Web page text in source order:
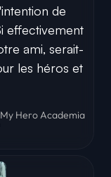
de
effectivement
ami, serait-
les héros et
Hero Academia